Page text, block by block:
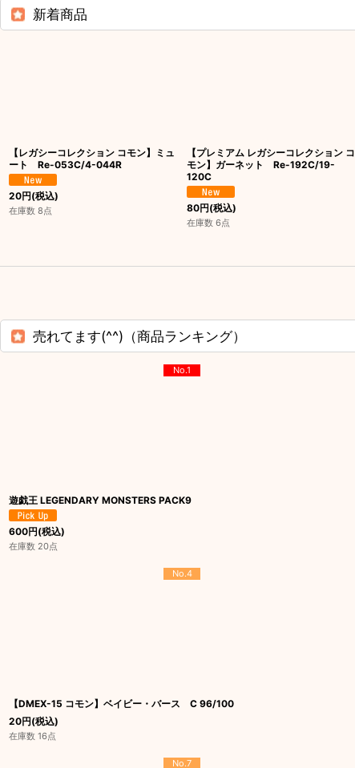
新着商品
【レガシーコレクション コモン】ミュ
ート Re-053C/4-044R
20円(税込)
在庫数 8点
【プレミアム レガシーコレクション コ
モン】ガーネット Re-192C/19-
120C
80円(税込)
在庫数 6点
売れてます(^^)（商品ランキング）
No.1
遊戯王 LEGENDARY MONSTERS PACK9
600円(税込)
在庫数 20点
No.4
【DMEX-15 コモン】ベイビー・バース C 96/100
20円(税込)
在庫数 16点
No.7